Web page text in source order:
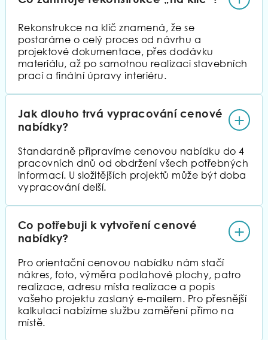
Rekonstrukce na klíč znamená, že se
postaráme o celý proces od návrhu a
projektové dokumentace, přes dodávku
materiálu, až po samotnou realizaci stavebních
prací a finální úpravy interiéru.
Jak dlouho trvá vypracování cenové
nabídky?
+
Standardně připravíme cenovou nabídku do 4
pracovních dnů od obdržení všech potřebných
informací. U složitějších projektů může být doba
vypracování delší.
Co potřebuji k vytvoření cenové
nabídky?
+
Pro orientační cenovou nabídku nám stačí
nákres, foto, výměra podlahové plochy, patro
realizace, adresu místa realizace a popis
vašeho projektu zaslaný e-mailem. Pro přesnější
kalkulaci nabízíme službu zaměření přímo na
místě.